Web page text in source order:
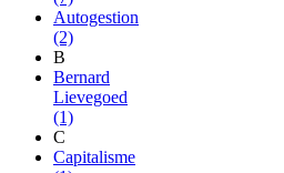
Autogestion
(2)
B
Bernard
Lievegoed
(1)
C
Capitalisme